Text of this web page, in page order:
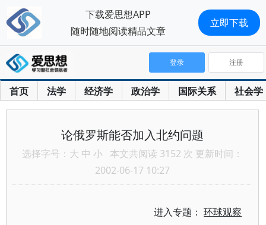
首页 法学 经济学 政治学 国际关系 社会学
登录 注册
论俄罗斯能否加入北约问题
选择字号： 大 中 小 本文共阅读 3152 次 更新时间：
2002-06-17 10:27
进入专题：环球观察
下载爱思想APP
随时随地阅读精品文章
立即下载